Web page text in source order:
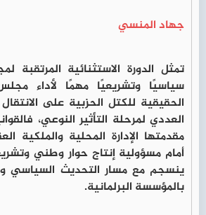
جهاد المنسي
تمثل الدورة الاستثنائية المرتقبة
سياسيًا وتشريعيًا مهمًا لأداء
الحقيقية للكتل الحزبية على
العددي لمرحلة التأثير النوعي،
مقدمتها الإدارة المحلية والملكية
أمام مسؤولية إنتاج حوار وطني
ينسجم مع مسار التحديث السياسي
بالمؤسسة البرلمانية.